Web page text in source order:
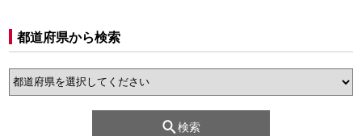
都道府県から検索
検索